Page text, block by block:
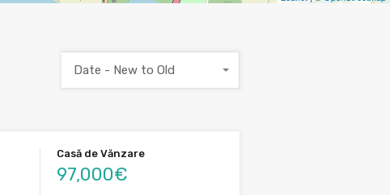
Date - New to Old
Casă de Vănzare
97,000€